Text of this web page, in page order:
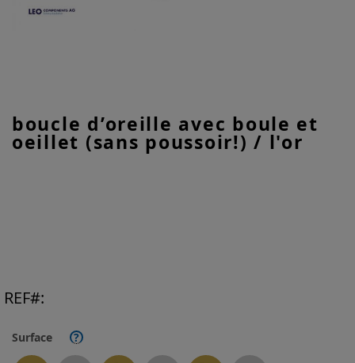
boucle d’oreille avec boule et
oeillet (sans poussoir!) / l'or
Surface ?
REF
to
the
beginning